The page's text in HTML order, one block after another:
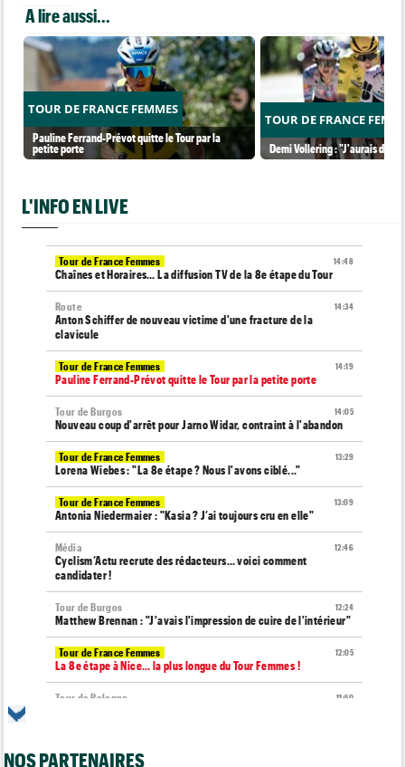
A lire aussi...
TOUR DE FRANCE FEMMES
Pauline Ferrand-Prévot quitte le Tour par la
petite porte
TOUR DE FRANCE
Demi Vollering : "J'aurais dû
L'INFO EN LIVE
14:48
Tour de France Femmes
Chaînes et Horaires… La diffusion TV de la 8e étape du Tour
14:34
Route
Anton Schiffer de nouveau victime d'une fracture de la
clavicule
14:19
Tour de France Femmes
Pauline Ferrand-Prévot quitte le Tour par la petite porte
14:05
Tour de Burgos
Nouveau coup d'arrêt pour Jarno Widar, contraint à l'abandon
13:29
Tour de France Femmes
Lorena Wiebes : "La 8e étape ? Nous l'avons ciblé..."
13:09
Tour de France Femmes
Antonia Niedermaier : "Kasia ? J’ai toujours cru en elle"
12:46
Média
Cyclism’Actu recrute des rédacteurs… voici comment
candidater !
12:24
Tour de Burgos
Matthew Brennan : "J'avais l'impression de cuire de l'intérieur"
12:05
Tour de France Femmes
La 8e étape à Nice… la plus longue du Tour Femmes !
11:50
Tour de Pologne
Lotto-Intermarché va faire passer pro trois jeunes de sa
NOS PARTENAIRES